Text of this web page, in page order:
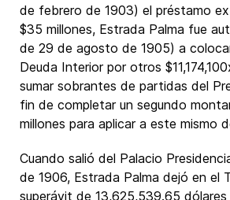
de febrero de 1903) el préstamo
$35 millones, Estrada Palma fue
de 29 de agosto de 1905) a
Deuda Interior por otros
sumar sobrantes de partidas del
fin de completar un segundo
millones para aplicar a este mismo
Cuando salió del Palacio
de 1906, Estrada Palma dejó en el
superávit de 13,625,539.65 dólares